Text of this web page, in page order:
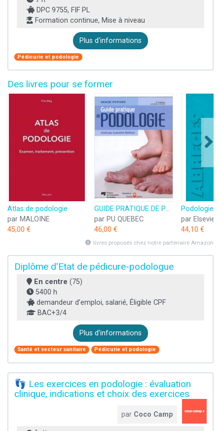
DPC 9755, FIF PL
Formation continue, Mise à niveau
Plus d'informations
Pédicurie et podologie
Des livres pour se former
Atlas de podologie
par MALOINE
45,00 €
GUIDE PRATIQUE DE PODOLOGIE 2E EDITION
par PU QUEBEC
46,00 €
Podologie
par Elsevier
44,10 €
livres proposés chez notre partenaire Amazon
Diplôme d'Etat de pédicure-podologue
En centre (75)
5400 h
demandeur d’emploi, salarié, Éligible CPF
BAC+3/4
Plus d'informations
Santé et secteur sanitaire Pédicurie et podologie
👣 Les exercices en podologie : évaluation
clinique, indications et choix des exercices
par Coco Camp